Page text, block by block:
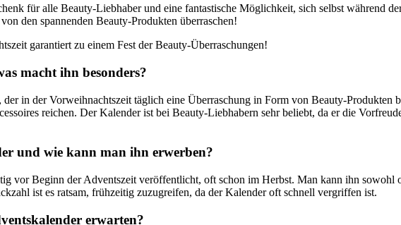
für alle Beauty-Liebhaber und eine fantastische Möglichkeit, sich selbst während
den spannenden Beauty-Produkten überraschen!
garantiert zu einem Fest der Beauty-Überraschungen!
macht ihn besonders?
in der Vorweihnachtszeit täglich eine Überraschung in Form von Beauty-
reichen. Der Kalender ist bei Beauty-Liebhabern sehr beliebt, da er die
und wie kann man ihn erwerben?
vor Beginn der Adventszeit veröffentlicht, oft schon im Herbst. Man kann ihn sowohl
ist es ratsam, frühzeitig zuzugreifen, da der Kalender oft schnell vergriffen ist.
erwarten?